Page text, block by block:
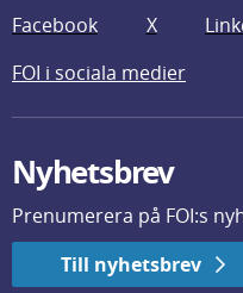
Facebook X
FOI i sociala medier
Nyhetsbrev
Prenumerera på FOI:s
Till nyhetsbrev